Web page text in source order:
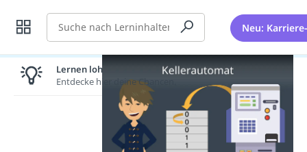
Suche Neu:
Lernen lohnt sich!
Entdecke hier deine Chancen.